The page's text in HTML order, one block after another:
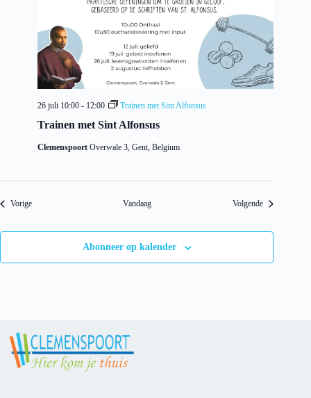
Trainen met Sint Alfonsus
26 juli 10:00 - 12:00 Trainen met Sint Alfonsus
Clemenspoort Overwale 3, Gent, Belgium
VorigeEvenementen Vandaag VolgendeEvenementen
Abonneer op kalender